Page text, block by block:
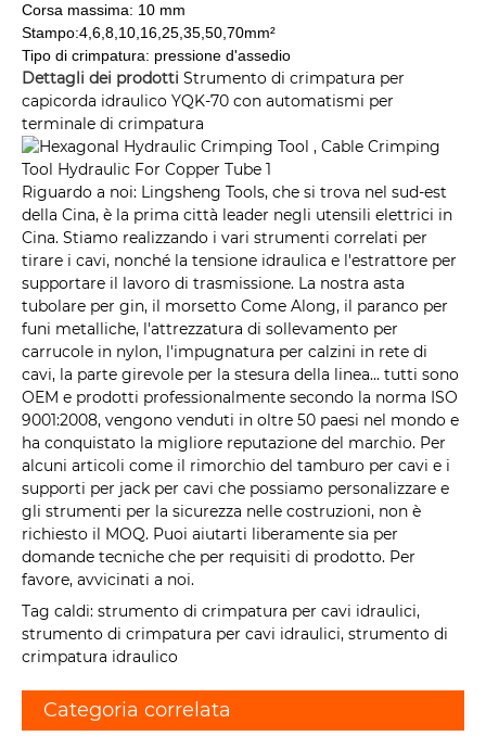
Corsa massima: 10 mm
Stampo:4,6,8,10,16,25,35,50,70mm²
Tipo di crimpatura: pressione d'assedio
Dettagli dei prodotti Strumento di crimpatura per
capicorda idraulico YQK-70 con automatismi per
terminale di crimpatura
Riguardo a noi: Lingsheng Tools, che si trova nel sud-est
della Cina, è la prima città leader negli utensili elettrici in
Cina. Stiamo realizzando i vari strumenti correlati per
tirare i cavi, nonché la tensione idraulica e l'estrattore per
supportare il lavoro di trasmissione. La nostra asta
tubolare per gin, il morsetto Come Along, il paranco per
funi metalliche, l'attrezzatura di sollevamento per
carrucole in nylon, l'impugnatura per calzini in rete di
cavi, la parte girevole per la stesura della linea... tutti sono
OEM e prodotti professionalmente secondo la norma ISO
9001:2008, vengono venduti in oltre 50 paesi nel mondo e
ha conquistato la migliore reputazione del marchio. Per
alcuni articoli come il rimorchio del tamburo per cavi e i
supporti per jack per cavi che possiamo personalizzare e
gli strumenti per la sicurezza nelle costruzioni, non è
richiesto il MOQ. Puoi aiutarti liberamente sia per
domande tecniche che per requisiti di prodotto. Per
favore, avvicinati a noi.
Tag caldi: strumento di crimpatura per cavi idraulici,
strumento di crimpatura per cavi idraulici, strumento di
crimpatura idraulico
Categoria correlata